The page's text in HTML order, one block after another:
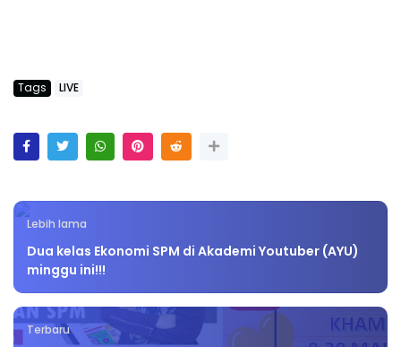
Tags LIVE
Lebih lama
Dua kelas Ekonomi SPM di Akademi Youtuber (AYU)
minggu ini!!!
Terbaru